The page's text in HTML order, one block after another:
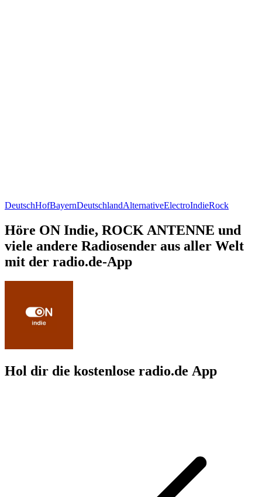
DeutschHofBayernDeutschlandAlternativeElectroIndieRock
Höre ON Indie, ROCK ANTENNE und
viele andere Radiosender aus aller Welt
mit der radio.de-App
Hol dir die kostenlose radio.de App